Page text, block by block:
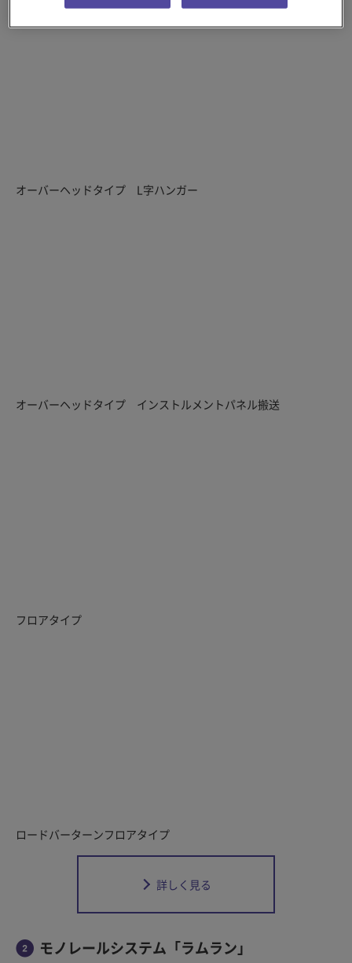
オーバーヘッドタイプ L字ハンガー
オーバーヘッドタイプ インストルメントパネル搬送
フロアタイプ
ロードバーターンフロアタイプ
詳しく見る
モノレールシステム「ラムラン」